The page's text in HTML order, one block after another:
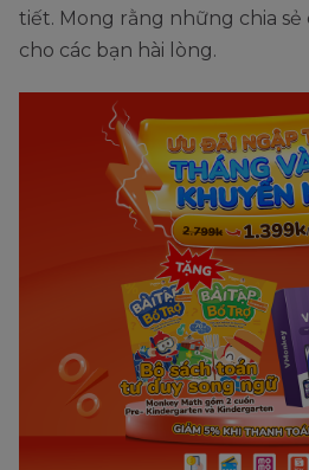
tiết. Mong rằng những chia sẻ
cho các bạn hài lòng.